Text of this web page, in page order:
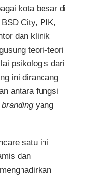
kota besar di
BSD City, PIK,
dan klinik
teori-teori
psikologis dari
ini dirancang
antara fungsi
branding yang
satu ini
dan